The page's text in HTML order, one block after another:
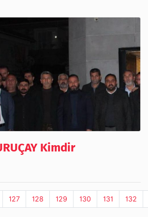
Kimdir
127 128 129 130 131 132